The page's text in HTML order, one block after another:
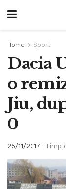
Home Sport
Dacia
o
Jiu,
0
25/11/2017 Timp